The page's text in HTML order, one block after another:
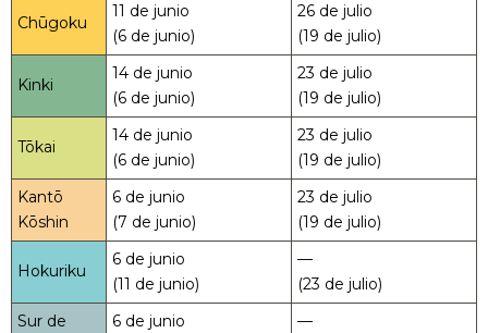
Chūgoku
11 de junio
(6 de junio)
26 de julio
(19 de julio)
Kinki
14 de junio
(6 de junio)
23 de julio
(19 de julio)
Tōkai
14 de junio
(6 de junio)
23 de julio
(19 de julio)
Kantō
Kōshin
6 de junio
(7 de junio)
23 de julio
(19 de julio)
Hokuriku
6 de junio
(11 de junio)
—
(23 de julio)
Sur de
6 de junio
—